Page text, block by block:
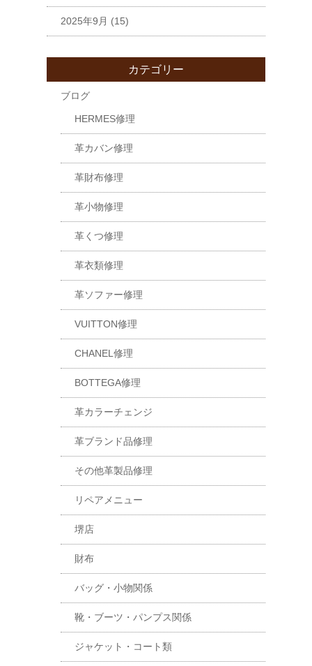
2025年9月 (15)
カテゴリー
ブログ
HERMES修理
革カバン修理
革財布修理
革小物修理
革くつ修理
革衣類修理
革ソファー修理
VUITTON修理
CHANEL修理
BOTTEGA修理
革カラーチェンジ
革ブランド品修理
その他革製品修理
リペアメニュー
堺店
財布
バッグ・小物関係
靴・ブーツ・パンプス関係
ジャケット・コート類